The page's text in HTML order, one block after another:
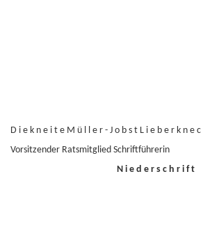
D i e k n e i t e M ü l l e r - J o b s t L i e b e r k n e
Vorsitzender Ratsmitglied Schriftführerin
N i e d e r s c h r i f t